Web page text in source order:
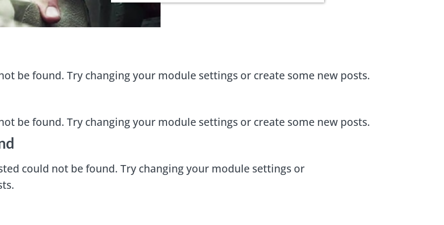
be found. Try changing your module settings or create some new posts.
be found. Try changing your module settings or create some new posts.
could not be found. Try changing your module settings or